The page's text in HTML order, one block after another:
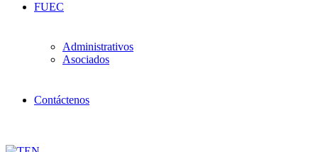
FUEC
Administrativos
Asociados
Contáctenos